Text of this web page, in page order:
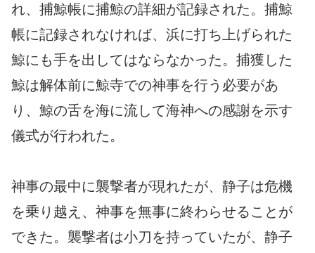
れ、捕鯨帳に捕鯨の詳細が記録された。捕鯨
帳に記録されなければ、浜に打ち上げられた
鯨にも手を出してはならなかった。捕獲した
鯨は解体前に鯨寺での神事を行う必要があ
り、鯨の舌を海に流して海神への感謝を示す
儀式が行われた。
神事の最中に襲撃者が現れたが、静子は危機
を乗り越え、神事を無事に終わらせることが
できた。襲撃者は小刀を持っていたが、静子